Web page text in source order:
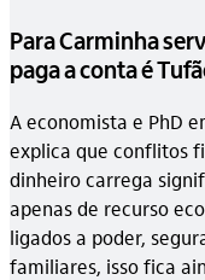
Para Carminha
paga a conta é
A economista e PhD
explica que conflitos
dinheiro carrega
apenas de recurso
ligados a poder,
familiares, isso fica